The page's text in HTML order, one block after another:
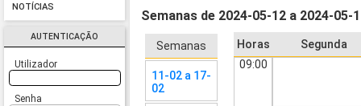
NOTÍCIAS
AUTENTICAÇÃO
Utilizador
Senha
Semanas de 2024-05-12 a 2024-05-
Semanas
11-02 a 17-
02
Horas
Segunda
09:00